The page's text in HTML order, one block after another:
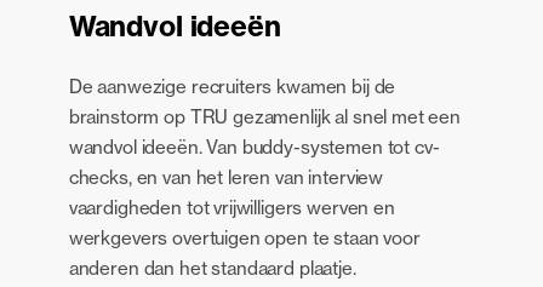
Wandvol ideeën
De aanwezige recruiters kwamen bij de
brainstorm op TRU gezamenlijk al snel met een
wandvol ideeën. Van buddy-systemen tot cv-
checks, en van het leren van interview
vaardigheden tot vrijwilligers werven en
werkgevers overtuigen open te staan voor
anderen dan het standaard plaatje.